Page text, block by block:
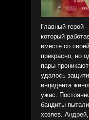
Главный герой
который
вместе со
прекрасно, но
пары
удалось
инцидента
ужас.
бандиты
хозяев.